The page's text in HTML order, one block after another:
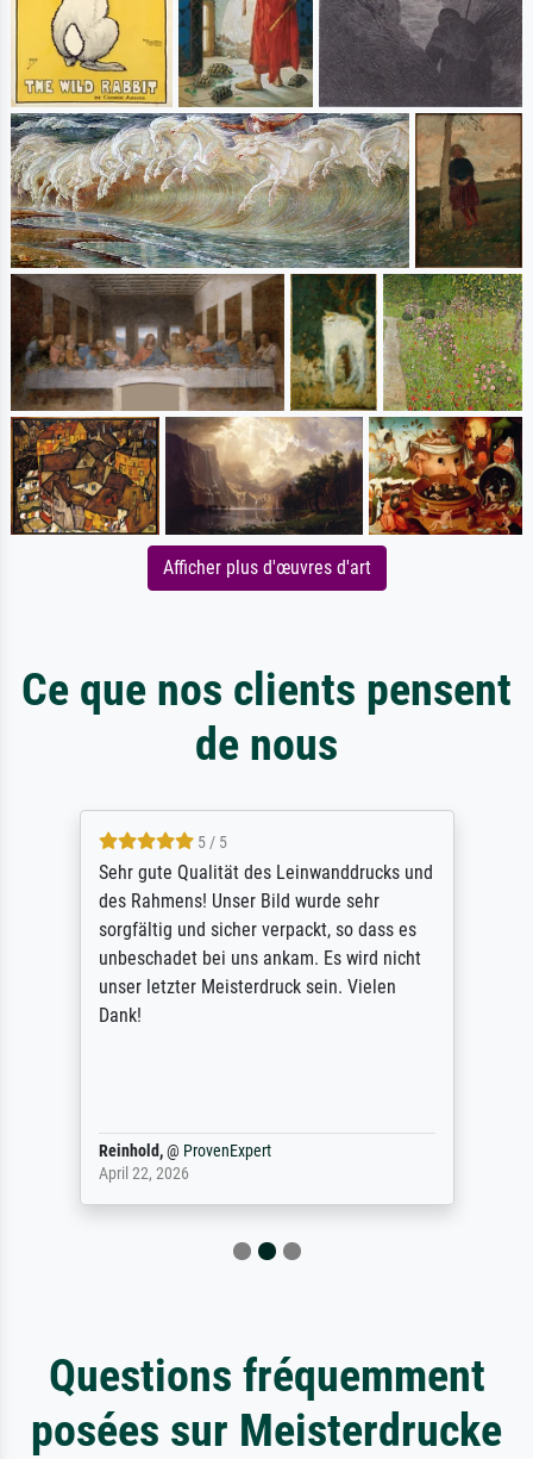
Afficher plus d'œuvres d'art
Ce que nos clients pensent
de nous
5 / 5
Sehr gute Qualität des Leinwanddrucks und
des Rahmens! Unser Bild wurde sehr
sorgfältig und sicher verpackt, so dass es
unbeschadet bei uns ankam. Es wird nicht
unser letzter Meisterdruck sein. Vielen
Dank!
Reinhold,@ ProvenExpert
April 22, 2026
Questions fréquemment
posées sur Meisterdrucke